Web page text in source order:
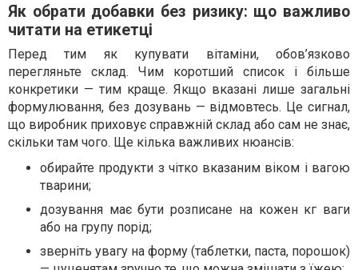
Як обрати добавки без ризику: що важливо
читати на етикетці
Перед тим як купувати вітаміни, обов’язково
перегляньте склад. Чим коротший список і більше
конкретики — тим краще. Якщо вказані лише загальні
формулювання, без дозувань — відмовтесь. Це сигнал,
що виробник приховує справжній склад або сам не знає,
скільки там чого. Ще кілька важливих нюансів:
обирайте продукти з чітко вказаним віком і вагою
тварини;
дозування має бути розписане на кожен кг ваги
або на групу порід;
зверніть увагу на форму (таблетки, паста, порошок)